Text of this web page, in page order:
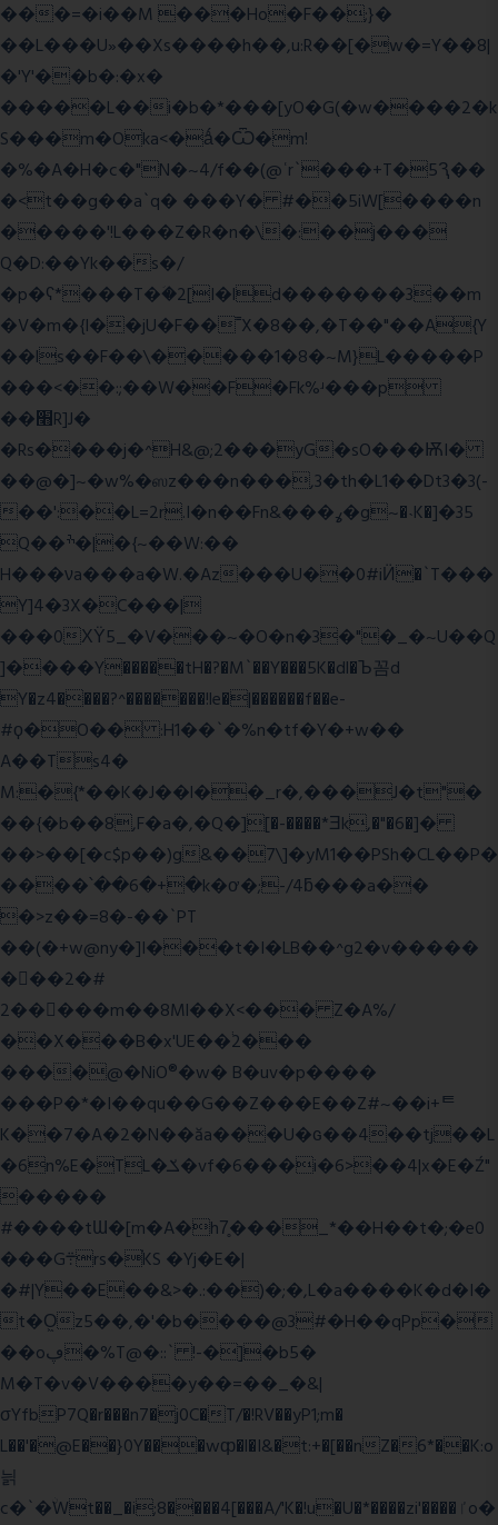
���=�i��M ���Ho�F��;}�
��L���U»��Xs����h��,u:R��[�w�=Y��8|
�'Y'��b�:�x�
�����L��i�b�*���[yO�G(�w����2�k
S���m�Oka<�ǻ�Ѿ�m!
�%�A�H�c�"N�~4/f��(@ʿr`���+T�5Ԇ��
�<t��g��a`q� ���Y� #��5iW[����n
�����'!L���Z�R�n�\�:��j���
Q�D:��Yk��s�/
�p�ʕ*���T�ؘ�2[I�ld�������3��m
�V�m�{I��jU�F��˭X�8��,�T��"��A{Y
��ls��F��\�����1�8�~M}L�����P
���<��:;��W��F�Fk%ʴ���p
��׫R]J�
�Rs����j�^H&@;2���yG�sO���ѬI�
��@�]~�w%�ஸz���n���,3�th�L1��Dt3�3(-
��':��L=2r.I�n��Fn&���ߩ�g~�˴K�]�35
Q��ׯ�|�{~��W:��
H���νa���a�W.�Az���U��0#iӤ�`T���
Y]4�3X�C���|
���0ХΫ5_�V���~�O�n�3�"�_�~U��Q
]����Y�����tH�?�M`��Y���5K�dl�Ъ꼼d
Y�z4����?^�������!le�|������f��e-
#ϙ�O�� :H1��`�%n�tf�Y�+w��
A��Ts4�
M:�{*��K�J��l��_r�,���J�t"�
��{�b��8,F�a�,�Q�][�-����*Ǝk,�"�6�]�
��>��[�c$p��)g&��7\]�yM1��PSh�CL��P�
����՝��6�+�k�ơ�;-/4ƃ���a��
�>z��=8�-��`PT
��(�+w@ny�]I���t�I�LB��^g2�v�����
��ٕ�2�#
2�����m��8Ml��X<��� Z�A%/
��X���B�x'UE��֔2���
����@�NiO®�w� B�uv�p����
���P�*�I��qu��G��Z��� E��Z#~��i+ᄐ
K��7�A�2�N��ăa���U�ɢ��4��tj��L
�6n%E�TL�ݎ�vf�6���i�6>��4|x�E�Ź"
�����
#����tƜ�[m�A�h7̥���_*��H��t�;�e0
���G܊rs�֗KS �Yj�E�|
�#|Y��E��&>�.:��)�;�,L�a����K�d�I�
t�O͖z5��,�'�b����@3#�H��qPp�
��oڥ�%T@�::` !-�]�b5�
M�T�v�V����y��=��_�&|
σYfbP7Q�r���n7�j0C�T/�!RV��yP1;m�
L��'�@E��}0Y���wȹ�l�I&�t:+�[��nZ�6*��K:o
늵
c�`�ۨWt��_�i;8����4[���A/'K�!u�U�*����zi'����ٵo�